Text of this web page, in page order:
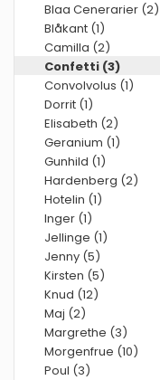
Blaa Cenerarier (2)
Blåkant (1)
Camilla (2)
Confetti (3)
Convolvolus (1)
Dorrit (1)
Elisabeth (2)
Geranium (1)
Gunhild (1)
Hardenberg (2)
Hotelin (1)
Inger (1)
Jellinge (1)
Jenny (5)
Kirsten (5)
Knud (12)
Maj (2)
Margrethe (3)
Morgenfrue (10)
Poul (3)